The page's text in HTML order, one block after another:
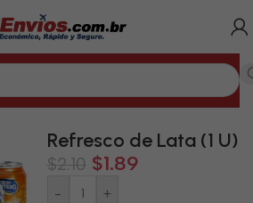
La Habana
Refresco de Lata (1 U)
$2.10 $1.89
- +